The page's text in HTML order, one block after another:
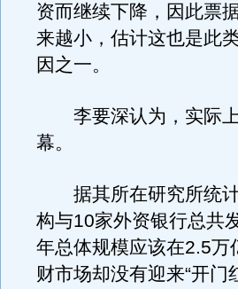
资而继续下降，因此票
来越小，估计这也是此
因之一。
李要深认为，实际上
幕。
据其所在研究所统计
构与10家外资银行总共
年总体规模应该在2.5
财市场却没有迎来“开